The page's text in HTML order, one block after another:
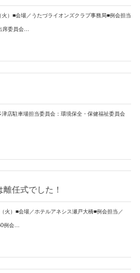
）■会場／うたづライオンズクラブ事務局■例会担当
席委員会…
店駐車場担当委員会：環境保全・保健福祉委員会
任式でした！
火）■会場／ホテルアネシス瀬戸大橋■例会担当／
例会…